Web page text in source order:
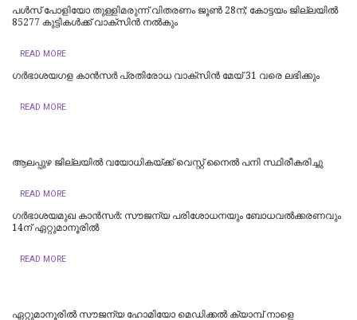
പള്‍സ് പോളിയോ തുള്ളിമരുന്ന് വിതരണം ജൂണ്‍ 28ന്; കോട്ടയം ജില്ലയില്‍
85277 കുട്ടികള്‍ക്ക് വാക്സിന്‍ നല്‍കും
READ MORE
ഗർഭാശയഗള കാൻസർ പ്രതിരോധ വാക്‌സിൻ മേയ് 31 വരെ ലഭിക്കും
READ MORE
ആലപ്പുഴ ജില്ലയിൽ വയോധികയ്ക്ക് വെസ്റ്റ് നൈൽ പനി സ്ഥിരീകരിച്ചു
READ MORE
ഗർഭാശയമുഖ കാൻസർ: സൗജന്യ പരിശോധനയും ബോധവൽക്കരണവും
14ന് ഏറ്റുമാനൂരിൽ
READ MORE
ഏറ്റുമാനൂരിൽ സൗജന്യ ഹോമിയോ മെഡിക്കൽ ക്യാമ്പ് നാളെ